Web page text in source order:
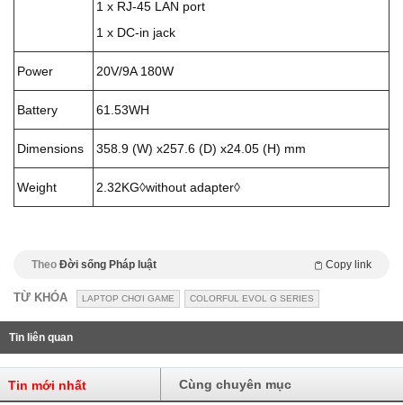
1 x RJ-45 LAN port
1 x DC-in jack
Power 20V/9A 180W
Battery 61.53WH
Dimensions 358.9 (W) x257.6 (D) x24.05 (H) mm
Weight 2.32KG◊without adapter◊
Theo Đời sống Pháp luật Copy link
TỪ KHÓA LAPTOP CHƠI GAME COLORFUL EVOL G SERIES
Tin liên quan
Tin mới nhất Cùng chuyên mục